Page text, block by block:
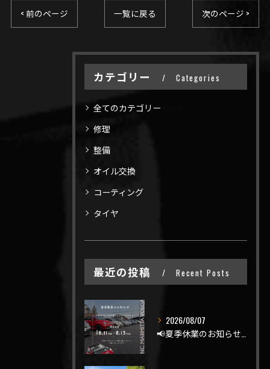
< 前のページ 一覧に戻る 次のページ >
カテゴリー Categories
全てのカテゴリー
修理
整備
オイル交換
コーティング
タイヤ
最近の投稿 Recent Posts
2026/08/07